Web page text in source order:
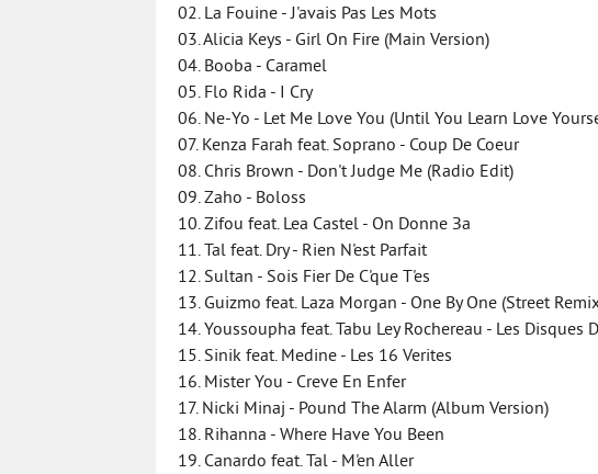
02. La Fouine - J'avais Pas Les Mots
03. Alicia Keys - Girl On Fire (Main Version)
04. Booba - Caramel
05. Flo Rida - I Cry
06. Ne-Yo - Let Me Love You (Until You Learn Love
07. Kenza Farah feat. Soprano - Coup De Coeur
08. Chris Brown - Don't Judge Me (Radio Edit)
09. Zaho - Boloss
10. Zifou feat. Lea Castel - On Donne Зa
11. Tal feat. Dry - Rien N'est Parfait
12. Sultan - Sois Fier De C'que T'es
13. Guizmo feat. Laza Morgan - One By One (Street
14. Youssoupha feat. Tabu Ley Rochereau - Les Disques
15. Sinik feat. Medine - Les 16 Verites
16. Mister You - Creve En Enfer
17. Nicki Minaj - Pound The Alarm (Album Version)
18. Rihanna - Where Have You Been
19. Canardo feat. Tal - M'en Aller